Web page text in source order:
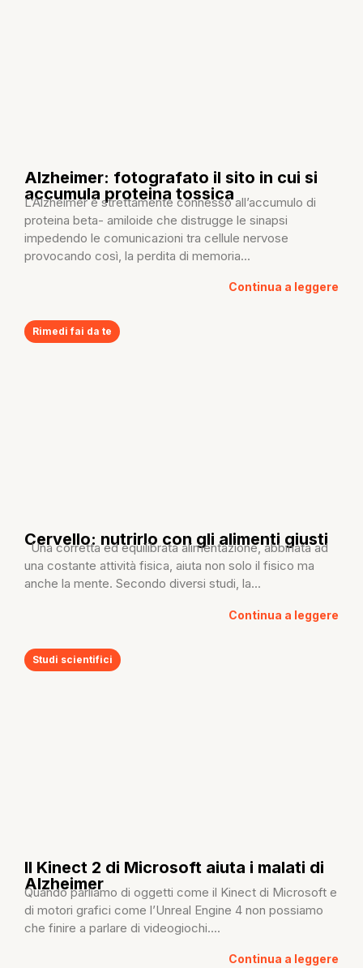
Alzheimer: fotografato il sito in cui si
accumula proteina tossica
L’Alzheimer è strettamente connesso all’accumulo di
proteina beta- amiloide che distrugge le sinapsi
impedendo le comunicazioni tra cellule nervose
provocando così, la perdita di memoria...
Continua a leggere
Rimedi fai da te
Cervello: nutrirlo con gli alimenti giusti
Una corretta ed equilibrata alimentazione, abbinata ad
una costante attività fisica, aiuta non solo il fisico ma
anche la mente. Secondo diversi studi, la...
Continua a leggere
Studi scientifici
Il Kinect 2 di Microsoft aiuta i malati di
Alzheimer
Quando parliamo di oggetti come il Kinect di Microsoft e
di motori grafici come l’Unreal Engine 4 non possiamo
che finire a parlare di videogiochi....
Continua a leggere